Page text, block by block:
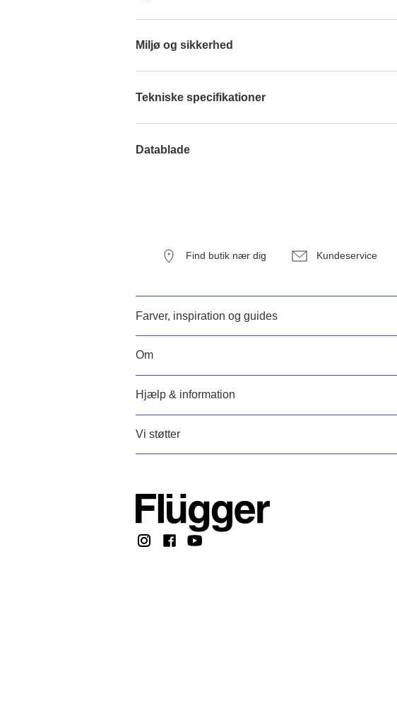
Miljø og sikkerhed
Tekniske specifikationer
Datablade
Find butik nær dig Kundeservice
Farver, inspiration og guides
Om
Hjælp & information
Vi støtter